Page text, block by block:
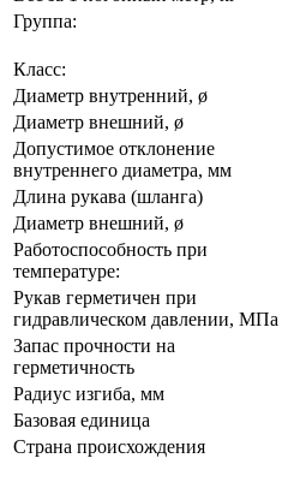
Группа:
Класс:
Диаметр внутренний, ø
Диаметр внешний, ø
Допустимое отклонение
внутреннего диаметра, мм
Длина рукава (шланга)
Диаметр внешний, ø
Работоспособность при
температуре:
Рукав герметичен при
гидравлическом давлении, МПа
Запас прочности на
герметичность
Радиус изгиба, мм
Базовая единица
Страна происхождения